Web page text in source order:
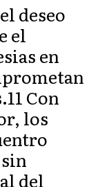
deseo
el
en
Con
los
del